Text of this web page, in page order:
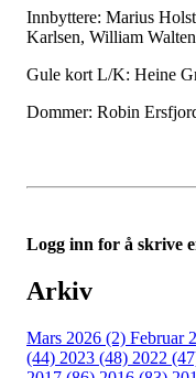
Innbyttere: Marius
Karlsen, William
Gule kort L/K: Heine
Dommer: Robin
Logg inn for å skrive
Arkiv
Mars 2026 (2) Februar
(44) 2023 (48) 2022